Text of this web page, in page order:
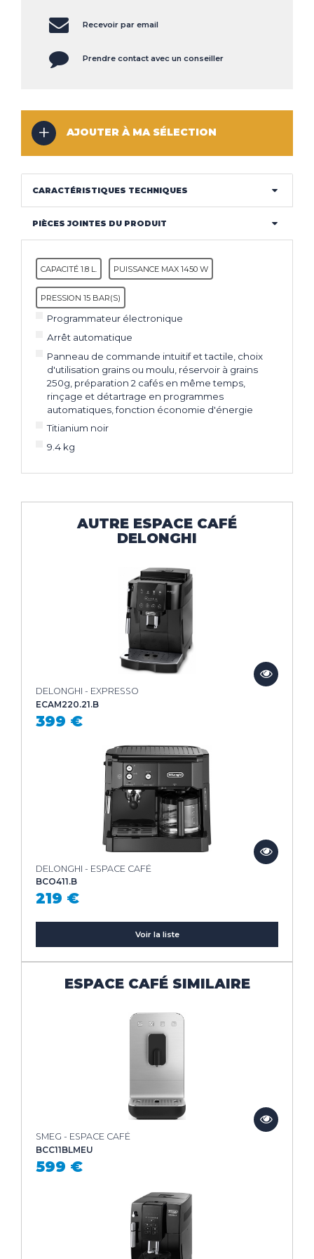
Recevoir par email
Prendre contact avec un conseiller
AJOUTER À MA SÉLECTION
CARACTÉRISTIQUES TECHNIQUES
PIÈCES JOINTES DU PRODUIT
CAPACITÉ 1.8 L. PUISSANCE MAX 1450 W
PRESSION 15 BAR(S)
Programmateur électronique
Arrêt automatique
Panneau de commande intuitif et tactile, choix
d'utilisation grains ou moulu, réservoir à grains
250g, préparation 2 cafés en même temps,
rinçage et détartrage en programmes
automatiques, fonction économie d'énergie
Titianium noir
9.4 kg
AUTRE ESPACE CAFÉ
DELONGHI
DELONGHI - EXPRESSO
ECAM220.21.B
399 €
DELONGHI - ESPACE CAFÉ
BCO411.B
219 €
Voir la liste
ESPACE CAFÉ SIMILAIRE
SMEG - ESPACE CAFÉ
BCC11BLMEU
599 €
CLIMATISEUR
DÉSHUMIDIFICATEUR
SERVICES
CONTACT MENTIONS LÉGALES COOKIES